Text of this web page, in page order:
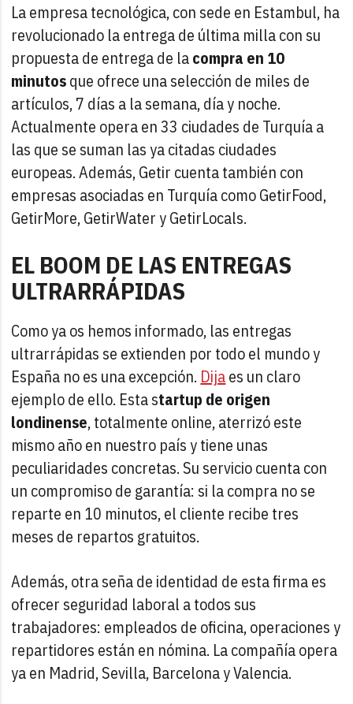
La empresa tecnológica, con sede en Estambul, ha
revolucionado la entrega de última milla con su
propuesta de entrega de lacompra en 10
minutosque ofrece una selección de miles de
artículos, 7 días a la semana, día y noche.
Actualmente opera en 33 ciudades de Turquía a
las que se suman las ya citadas ciudades
europeas. Además, Getir cuenta también con
empresas asociadas en Turquía como GetirFood,
GetirMore, GetirWater y GetirLocals.
EL BOOM DE LAS ENTREGAS
ULTRARRÁPIDAS
Como ya os hemos informado, las entregas
ultrarrápidas se extienden por todo el mundo y
España no es una excepción. Dijaes un claro
ejemplo de ello. Esta startup de origen
londinense, totalmente online, aterrizó este
mismo año en nuestro país y tiene unas
peculiaridades concretas. Su servicio cuenta con
un compromiso de garantía: si la compra no se
reparte en 10 minutos, el cliente recibe tres
meses de repartos gratuitos.
Además, otra seña de identidad de esta firma es
ofrecer seguridad laboral a todos sus
trabajadores: empleados de oficina, operaciones y
repartidores están en nómina. La compañía opera
ya en Madrid, Sevilla, Barcelona y Valencia.